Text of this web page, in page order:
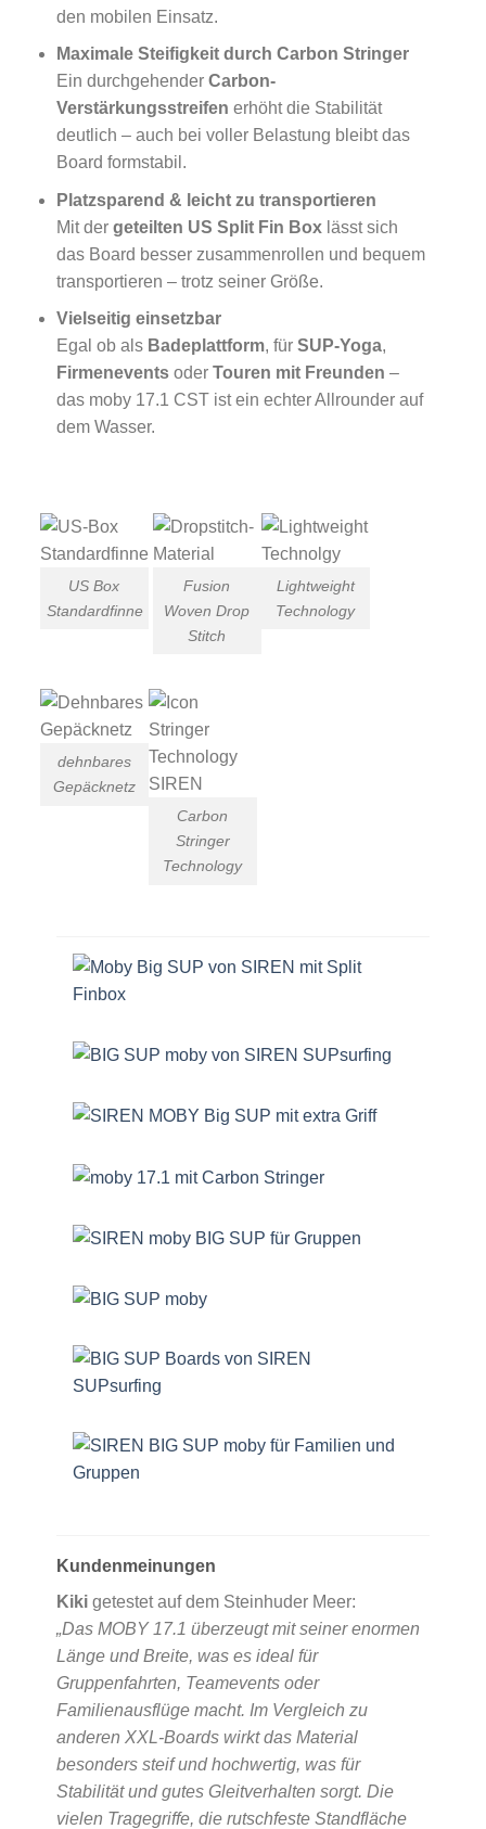
den mobilen Einsatz.
Maximale Steifigkeit durch Carbon Stringer
Ein durchgehender Carbon-
Verstärkungsstreifen erhöht die Stabilität
deutlich – auch bei voller Belastung bleibt das
Board formstabil.
Platzsparend & leicht zu transportieren
Mit der geteilten US Split Fin Boxlässt sich
das Board besser zusammenrollen und bequem
transportieren – trotz seiner Größe.
Vielseitig einsetzbar
Egal ob als Badeplattform, für SUP-Yoga,
Firmeneventsoder Touren mit Freunden –
das moby 17.1 CST ist ein echter Allrounder auf
dem Wasser.
US Box
Standardfinne
Fusion
Woven Drop
Stitch
Lightweight
Technology
dehnbares
Gepäcknetz
Carbon
Stringer
Technology
Kundenmeinungen
Kiki getestet auf dem Steinhuder Meer:
„Das MOBY 17.1 überzeugt mit seiner enormen
Länge und Breite, was es ideal für
Gruppenfahrten, Teamevents oder
Familienausflüge macht. Im Vergleich zu
anderen XXL-Boards wirkt das Material
besonders steif und hochwertig, was für
Stabilität und gutes Gleitverhalten sorgt. Die
vielen Tragegriffe, die rutschfeste Standfläche